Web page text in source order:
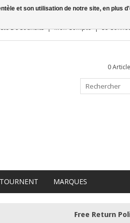
De Souhaits Mon Compte Se
0
MARQUES
Free Return
et son utilisation de notre site, en plus